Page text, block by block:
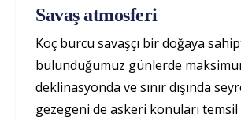
Savaş atmosferi
Koç burcu savaşçı bir doğaya
bulunduğumuz günlerde
deklinasyonda ve sınır dışında
gezegeni de askeri konuları temsil